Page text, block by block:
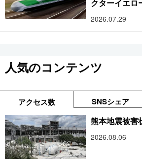
クターイエロ
2026.07.29
人気のコンテンツ
アクセス数 SNSシェア
熊本地震被害
2026.08.06